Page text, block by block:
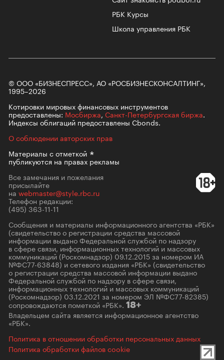
РБК Курсы
Школа управления РБК
© ООО «БИЗНЕСПРЕСС», АО «РОСБИЗНЕСКОНСАЛТИНГ»,
1995–2026
Котировки мировых финансовых инструментов
предоставлены: Мосбиржа, Санкт-Петербургская биржа.
Индексы облигаций предоставлены Cbonds.
О соблюдении авторских прав
Материалы сотметкой
публикуются на правах рекламы
Все замечания и пожелания
присылайте
на webmaster@style.rbc.ru
Телефон редакции:
(495) 363-11-11
Сообщения и материалы информационного агентства «РБК»
(свидетельство о регистрации средства массовой
информации выдано Федеральной службой по надзору
в сфере связи, информационных технологий и массовых
коммуникаций (Роскомнадзор) 09.12.2015 за номером ИА
№ФС77-63848) и сетевого издания «РБК» (свидетельство
о регистрации средства массовой информации выдано
Федеральной службой по надзору в сфере связи,
информационных технологий и массовых коммуникаций
(Роскомнадзор) 03.12.2021 за номером ЭЛ №ФС77-82385)
сопровождаются пометкой «РБК». 18+
Владельцем сайта является информационное агентство
«РБК».
Политика в отношении обработки персональных данных
Политика обработки файлов cookie